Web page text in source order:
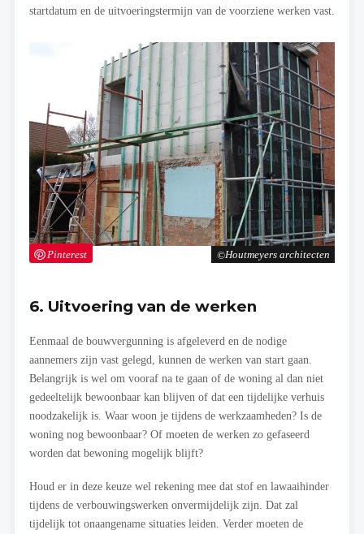
Houtmeyers architecten
Pinterest
startdatum en de uitvoeringstermijn van de voorziene werken vast.
6. Uitvoering van de werken
Eenmaal de bouwvergunning is afgeleverd en de nodige
aannemers zijn vast gelegd, kunnen de werken van start gaan.
Belangrijk is wel om vooraf na te gaan of de woning al dan niet
gedeeltelijk bewoonbaar kan blijven of dat een tijdelijke verhuis
noodzakelijk is. Waar woon je tijdens de werkzaamheden? Is de
woning nog bewoonbaar? Of moeten de werken zo gefaseerd
worden dat bewoning mogelijk blijft?
Houd er in deze keuze wel rekening mee dat stof en lawaaihinder
tijdens de verbouwingswerken onvermijdelijk zijn. Dat zal
tijdelijk tot onaangename situaties leiden. Verder moeten de